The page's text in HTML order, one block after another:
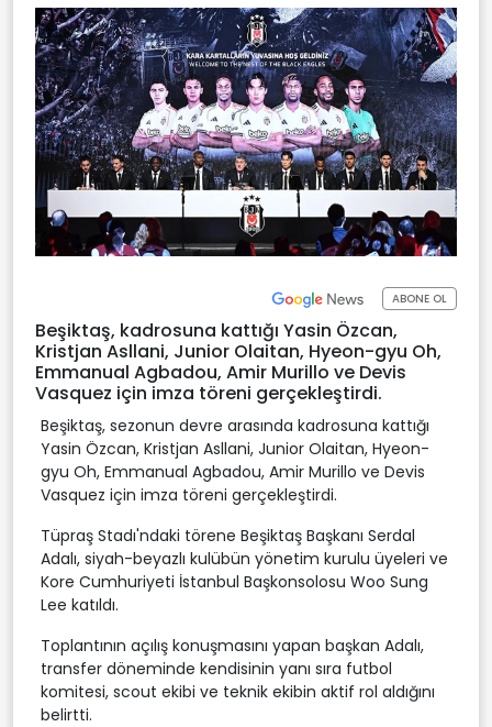
ABONE OL
Beşiktaş, kadrosuna kattığı Yasin Özcan,
Kristjan Asllani, Junior Olaitan, Hyeon-gyu Oh,
Emmanual Agbadou, Amir Murillo ve Devis
Vasquez için imza töreni gerçekleştirdi.
Beşiktaş, sezonun devre arasında kadrosuna kattığı
Yasin Özcan, Kristjan Asllani, Junior Olaitan, Hyeon-
gyu Oh, Emmanual Agbadou, Amir Murillo ve Devis
Vasquez için imza töreni gerçekleştirdi.
Tüpraş Stadı'ndaki törene Beşiktaş Başkanı Serdal
Adalı, siyah-beyazlı kulübün yönetim kurulu üyeleri ve
Kore Cumhuriyeti İstanbul Başkonsolosu Woo Sung
Lee katıldı.
Toplantının açılış konuşmasını yapan başkan Adalı,
transfer döneminde kendisinin yanı sıra futbol
komitesi, scout ekibi ve teknik ekibin aktif rol aldığını
belirtti.